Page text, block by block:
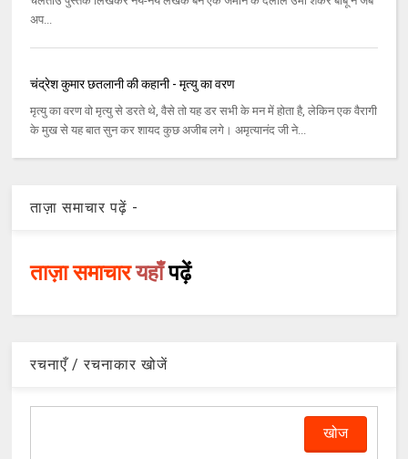
अप...
चंद्रेश कुमार छतलानी की कहानी - मृत्यु का वरण
मृत्यु का वरण वो मृत्यु से डरते थे, वैसे तो यह डर सभी के मन में होता है, लेकिन एक वैरागी
के मुख से यह बात सुन कर शायद कुछ अजीब लगे। अमृत्यानंद जी ने...
ताज़ा समाचार पढ़ें -
ताज़ा समाचारयहाँपढ़ें
रचनाएँ / रचनाकार खोजें